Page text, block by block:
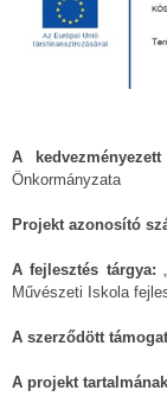
A
Önkormányzata
Projekt azonosító
A fejlesztés tárgya:
Művészeti Iskola
A szerződött
A projekt